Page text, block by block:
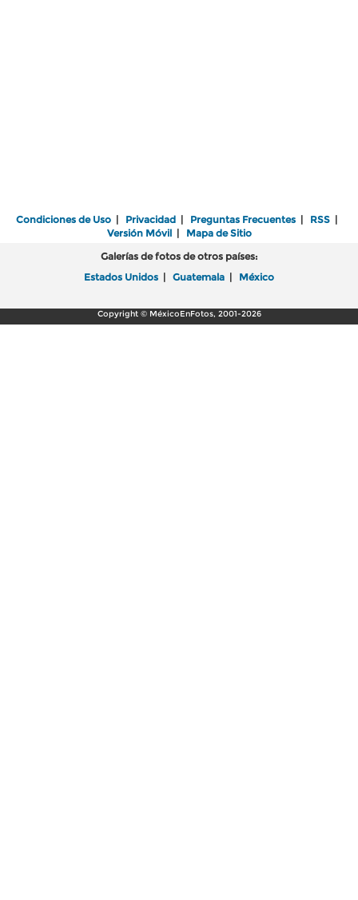
Condiciones de Uso | Privacidad | Preguntas Frecuentes | RSS |
Versión Móvil| Mapa de Sitio
Galerías de fotos de otros países:
Estados Unidos | Guatemala | México
Copyright © MéxicoEnFotos, 2001-2026